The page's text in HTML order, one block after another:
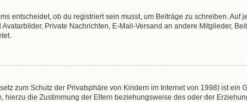
entscheidet, ob du registriert sein musst, um Beiträge zu schreiben. Auf
Private Nachrichten, E-Mail-Versand an andere Mitglieder,
zum Schutz der Privatsphäre von Kindern im Internet von 1998) ist ein
die Zustimmung der Eltern beziehungsweise des oder der